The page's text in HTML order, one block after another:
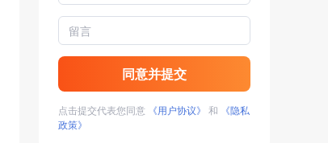
同意并提交
点击提交代表您同意 《用户协议》 和
《隐私
政策》